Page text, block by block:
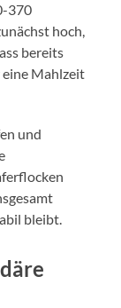
370
hoch,
bereits
Mahlzeit
und
bleibt.